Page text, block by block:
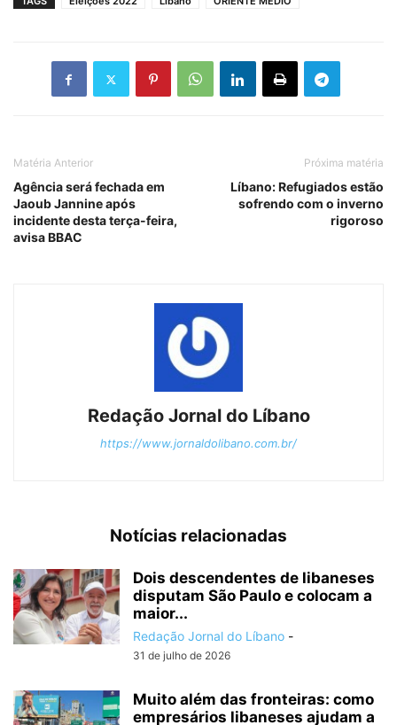
Matéria Anterior
Agência será fechada em
Jaoub Jannine após
incidente desta terça-feira,
avisa BBAC
Próxima matéria
Líbano: Refugiados estão
sofrendo com o inverno
rigoroso
Redação Jornal do Líbano
https://www.jornaldolibano.com.br/
Notícias relacionadas
Dois descendentes de libaneses
disputam São Paulo e colocam a
maior...
Redação Jornal do Líbano -
31 de julho de 2026
Muito além das fronteiras: como
empresários libaneses ajudam a